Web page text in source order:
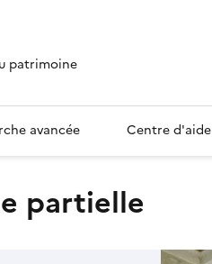
patrimoine
avancée Centre d'aide
partielle